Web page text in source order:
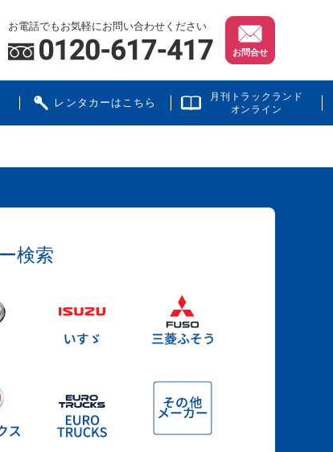
お電話でもお気軽にお問い合わせください
お問合せ
レンタカーはこちら
月刊トラックランド
オンライン
検索